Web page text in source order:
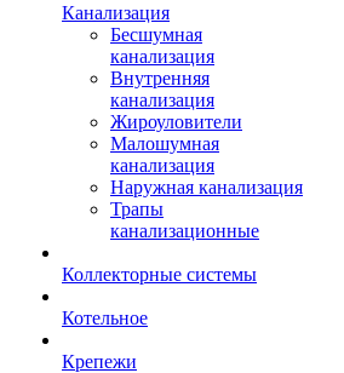
Канализация
Бесшумная
канализация
Внутренняя
канализация
Жироуловители
Малошумная
канализация
Наружная канализация
Трапы
канализационные
Коллекторные системы
Котельное
Крепежи